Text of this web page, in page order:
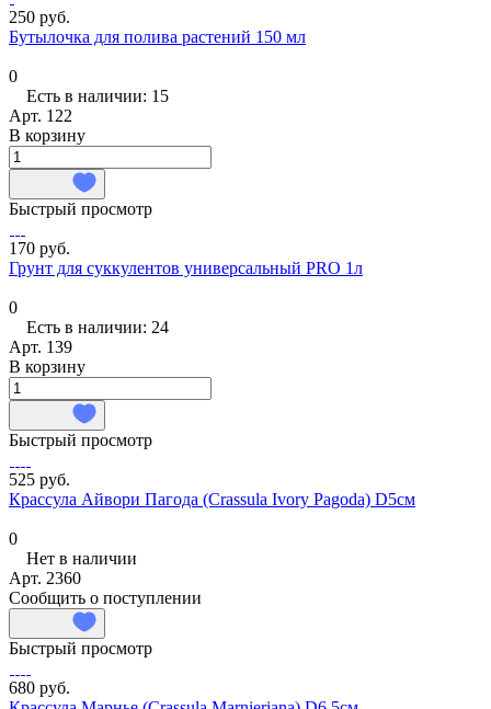
250 руб.
Бутылочка для полива растений 150 мл
0
Есть в наличии: 15
Арт. 122
В корзину
Быстрый просмотр
170 руб.
Грунт для суккулентов универсальный PRO 1л
0
Есть в наличии: 24
Арт. 139
В корзину
Быстрый просмотр
525 руб.
Крассула Айвори Пагода (Crassula Ivory Pagoda) D5см
0
Нет в наличии
Арт. 2360
Сообщить о поступлении
Быстрый просмотр
680 руб.